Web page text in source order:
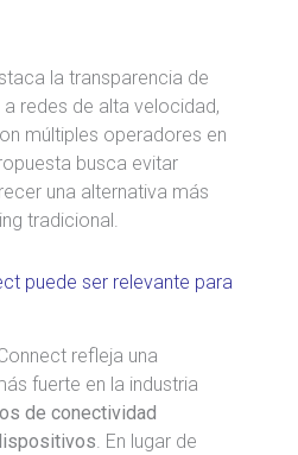
la transparencia de
redes de alta velocidad,
múltiples operadores en
busca evitar
una alternativa más
tradicional.
puede ser relevante para
refleja una
fuerte en la industria
de conectividad
. En lugar de